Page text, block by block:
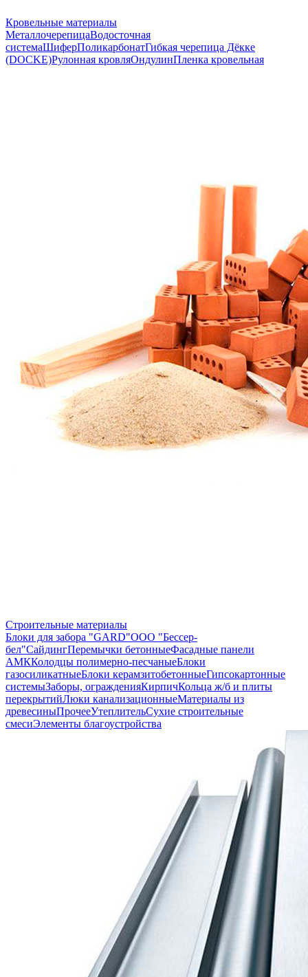
Кровельные материалы
МеталлочерепицаВодосточная
системаШиферПоликарбонатГибкая черепица Дёкке
(DOCKE)Рулонная кровляОндулинПленка кровельная
Строительные материалы
Блоки для забора "GARD"ООО "Бессер-
бел"СайдингПеремычки бетонныеФасадные панели
АМККолодцы полимерно-песчаныеБлоки
газосиликатныеБлоки керамзитобетонныеГипсокартонные
системыЗаборы, огражденияКирпичКольца ж/б и плиты
перекрытийЛюки канализационныеМатериалы из
древесиныПрочееУтеплительСухие строительные
смесиЭлементы благоустройства